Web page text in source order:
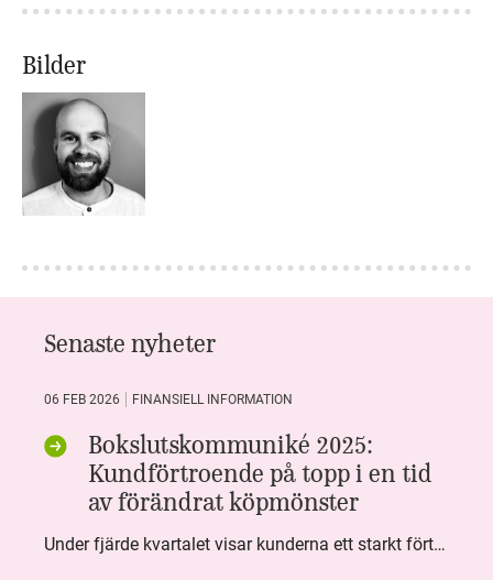
Bilder
Senaste nyheter
06 FEB 2026 FINANSIELL INFORMATION
Bokslutskommuniké 2025:
Kundförtroende på topp i en tid
av förändrat köpmönster
Under fjärde kvartalet visar kunderna ett starkt förtroende för Systembolaget. Nöjd Kund Index (NKI) når en ny rekordnivå och bidrar till att även helåret avslutar starkt. Arbetet med ansvarsfull försäljning ger tydliga resultat där ålderskontroller når sina högsta nivåer någonsin. Samtidigt fortsätter kundernas val att förändras. Allt fler väljer öl och drycker med lägre alkoholhalt. Vi ser också en lägre försäljningsvolym under kvartalet, en utveckling som ligger i linje med den långsiktiga minskningen i alkoholkonsumtionen i Sverige. De officiella konsumtionssiffrorna från CAN för 2025 kommer först under våren men försäljningssiffrorna pekar åt samma håll.